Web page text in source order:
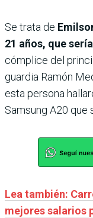
Se trata de
21 años, que
cómplice del
guardia Ramón
esta persona
Samsung A20
Lea también:
mejores salarios